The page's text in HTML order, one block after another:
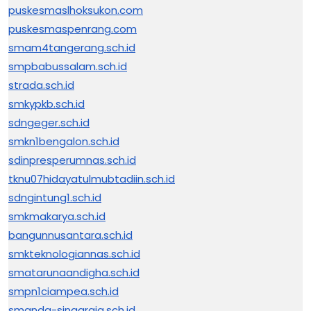
puskesmaslhoksukon.com
puskesmaspenrang.com
smam4tangerang.sch.id
smpbabussalam.sch.id
strada.sch.id
smkypkb.sch.id
sdngeger.sch.id
smkn1bengalon.sch.id
sdinpresperumnas.sch.id
tknu07hidayatulmubtadiin.sch.id
sdngintung1.sch.id
smkmakarya.sch.id
bangunnusantara.sch.id
smkteknologiannas.sch.id
smatarunaandigha.sch.id
smpn1ciampea.sch.id